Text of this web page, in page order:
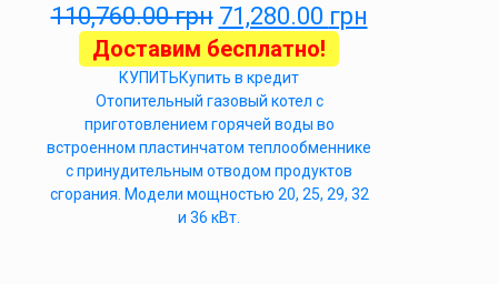
110,760.00грн 71,280.00 грн
Доставим бесплатно!
КУПИТЬКупить в кредит
Отопительный газовый котел с
приготовлением горячей воды во
встроенном пластинчатом теплообменнике
с принудительным отводом продуктов
сгорания. Модели мощностью 20, 25, 29, 32
и 36 кВт.